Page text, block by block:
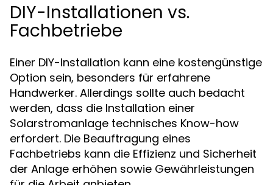
DIY-Installationen vs.
Fachbetriebe
Einer DIY-Installation kann eine kostengünstige
Option sein, besonders für erfahrene
Handwerker. Allerdings sollte auch bedacht
werden, dass die Installation einer
Solarstromanlage technisches Know-how
erfordert. Die Beauftragung eines
Fachbetriebs kann die Effizienz und Sicherheit
der Anlage erhöhen sowie Gewährleistungen